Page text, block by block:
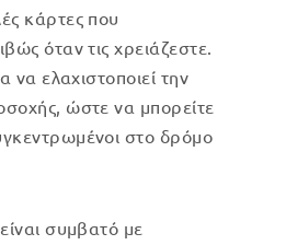
κάρτες που
όταν τις χρειάζεστε.
να ελαχιστοποιεί την
ώστε να μπορείτε
στο δρόμο
συμβατό με